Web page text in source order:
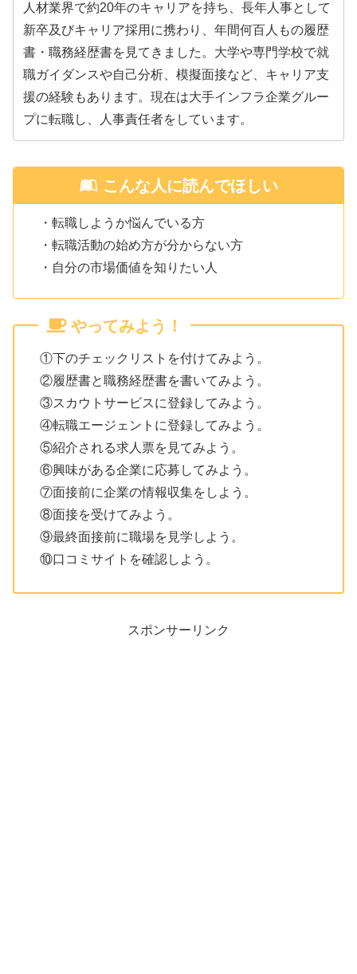
人材業界で約20年のキャリアを持ち、長年人事として
新卒及びキャリア採用に携わり、年間何百人もの履歴
書・職務経歴書を見てきました。大学や専門学校で就
職ガイダンスや自己分析、模擬面接など、キャリア支
援の経験もあります。現在は大手インフラ企業グルー
プに転職し、人事責任者をしています。
こんな人に読んでほしい
・転職しようか悩んでいる方
・転職活動の始め方が分からない方
・自分の市場価値を知りたい人
やってみよう！
①下のチェックリストを付けてみよう。
②履歴書と職務経歴書を書いてみよう。
③スカウトサービスに登録してみよう。
④転職エージェントに登録してみよう。
⑤紹介される求人票を見てみよう。
⑥興味がある企業に応募してみよう。
⑦面接前に企業の情報収集をしよう。
⑧面接を受けてみよう。
⑨最終面接前に職場を見学しよう。
⑩口コミサイトを確認しよう。
スポンサーリンク